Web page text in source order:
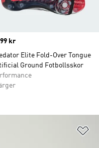
kr
Elite Fold-Over Tongue
Ground Fotbollsskor